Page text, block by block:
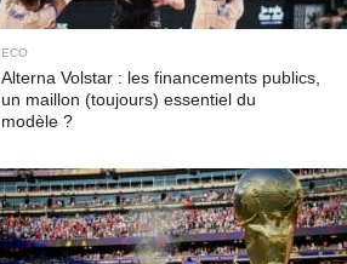
ECO
Alterna Volstar : les financements publics,
un maillon (toujours) essentiel du
modèle ?